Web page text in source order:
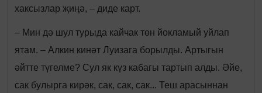
хаксызлар җиңә, – диде карт.
– Мин дә шул турыда кайчак төн йокламый уйлап
ятам. – Алкин кинәт Луизага борылды. Артыгын
әйтте түгелме? Сул як күз кабагы тартып алды. Әйе,
сак булырга кирәк, сак, сак, сак... Теш арасыннан